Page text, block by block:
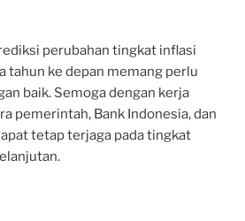
perubahan tingkat inflasi
tahun ke depan memang perlu
baik. Semoga dengan kerja
pemerintah, Bank Indonesia, dan
tetap terjaga pada tingkat